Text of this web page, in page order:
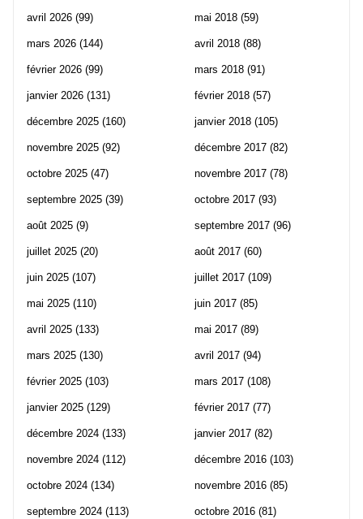
avril 2026 (99)
mars 2026 (144)
février 2026 (99)
janvier 2026 (131)
décembre 2025 (160)
novembre 2025 (92)
octobre 2025 (47)
septembre 2025 (39)
août 2025 (9)
juillet 2025 (20)
juin 2025 (107)
mai 2025 (110)
avril 2025 (133)
mars 2025 (130)
février 2025 (103)
janvier 2025 (129)
décembre 2024 (133)
novembre 2024 (112)
octobre 2024 (134)
septembre 2024 (113)
mai 2018 (59)
avril 2018 (88)
mars 2018 (91)
février 2018 (57)
janvier 2018 (105)
décembre 2017 (82)
novembre 2017 (78)
octobre 2017 (93)
septembre 2017 (96)
août 2017 (60)
juillet 2017 (109)
juin 2017 (85)
mai 2017 (89)
avril 2017 (94)
mars 2017 (108)
février 2017 (77)
janvier 2017 (82)
décembre 2016 (103)
novembre 2016 (85)
octobre 2016 (81)